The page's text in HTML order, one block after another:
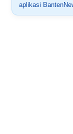
aplikasi